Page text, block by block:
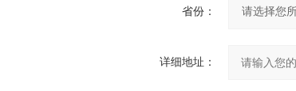
省份：
详细地址：